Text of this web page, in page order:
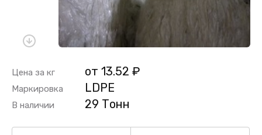
Цена за кг от 13.52 ₽
Маркировка LDPE
В наличии 29 Тонн